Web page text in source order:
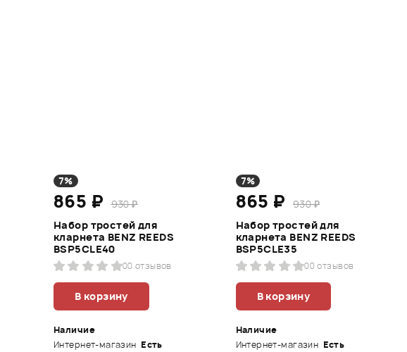
7%
865 ₽
930 ₽
Набор тростей для
кларнета BENZ REEDS
BSP5CLE40
00 отзывов
В корзину
Наличие
Интернет-магазин Есть
7%
865 ₽
930 ₽
Набор тростей для
кларнета BENZ REEDS
BSP5CLE35
00 отзывов
В корзину
Наличие
Интернет-магазин Есть